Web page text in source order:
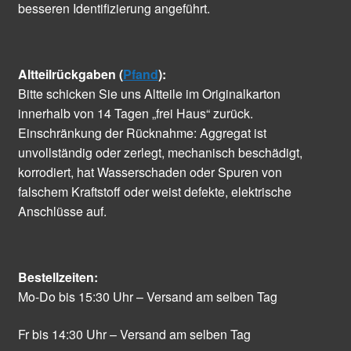
besseren Identifizierung angeführt.
Altteilrückgaben (Pfand):
Bitte schicken Sie uns Altteile im Originalkarton
innerhalb von 14 Tagen „frei Haus“ zurück.
Einschränkung der Rücknahme: Aggregat ist
unvollständig oder zerlegt, mechanisch beschädigt,
korrodiert, hat Wasserschaden oder Spuren von
falschem Kraftstoff oder weist defekte, elektrische
Anschlüsse auf.
Bestellzeiten:
Mo-Do bis 15:30 Uhr – Versand am selben Tag
Fr bis 14:30 Uhr – Versand am selben Tag